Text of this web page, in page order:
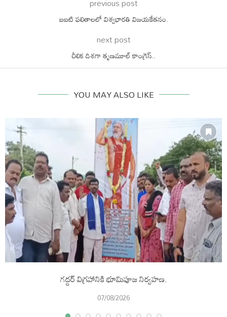
ఐఐటి ఫలితాలలో విశ్వభారతి విజయకేతనం.
next post
చీలిక దిశగా తృణమూల్‌ కాంగ్రెస్..
YOU MAY ALSO LIKE
గద్దర్ విగ్రహానికి భూమిపూజ నిర్వహణ.
07/08/2026